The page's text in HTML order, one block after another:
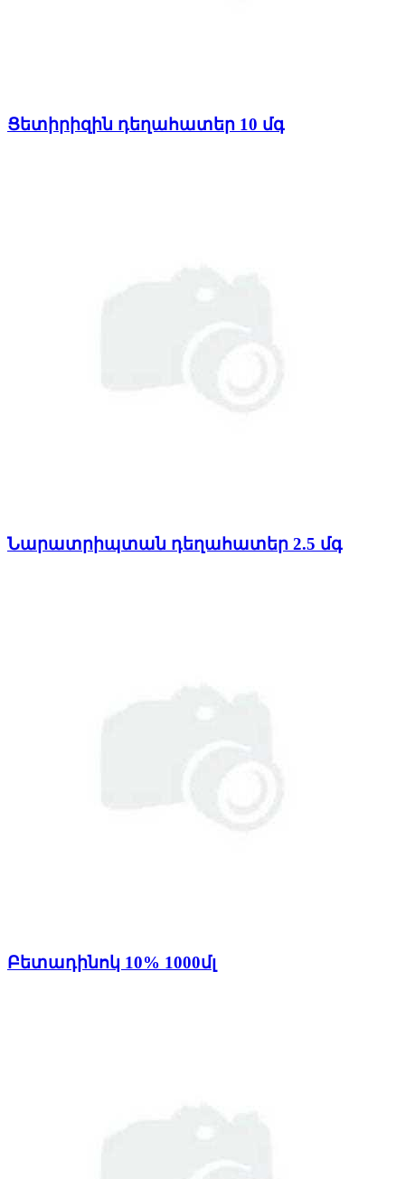
Ցետիրիզին դեղահատեր 10 մգ
Նարատրիպտան դեղահատեր 2.5 մգ
Բետադինոկ 10% 1000մլ